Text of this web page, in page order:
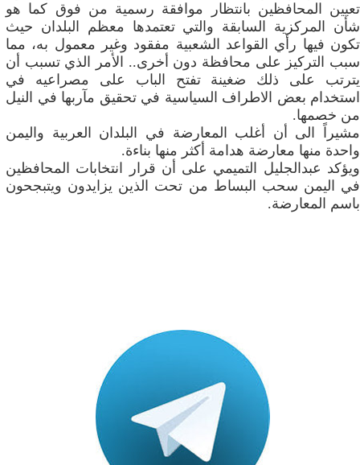
تعيين المحافظين بانتظار موافقة رسمية من فوق كما هو
شأن المركزية السابقة والتي تعتمدها معظم البلدان حيث
تكون فيها رأي القواعد الشعبية مفقود وغير معمول به، مما
سبب التركيز على محافظة دون أخرى.. الأمر الذي تسبب أن
‬من‮ ‬خصمها‮.‬
‬واحدة‮ ‬منها‮ ‬معارضة‮ ‬هدامة‮ ‬أكثر‮ ‬منها‮ ‬بناءة‮.‬
‬باسم‮ ‬المعارضة‮.‬